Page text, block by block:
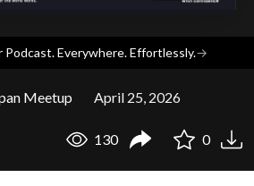
Podcast. Everywhere. Effortlessly.→
Meetup April 25, 2026
130 0